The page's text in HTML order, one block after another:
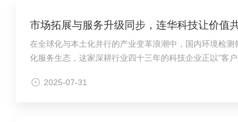
市场拓展与服务升级同步，连华科技让价值
在全球化与本土化并行的产业变革浪潮中，国内环境检
化服务生态，这家深耕行业四十三年的科技企业正以"客
2025-07-31